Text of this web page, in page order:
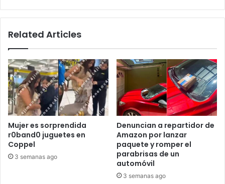
Related Articles
Mujer es sorprendida
r0band0 juguetes en
Coppel
3 semanas ago
Denuncian a repartidor de
Amazon por lanzar
paquete y romper el
parabrisas de un
automóvil
3 semanas ago